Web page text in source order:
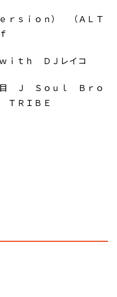
ｓｉｏｎ） （ＡＬＴ
ｉｔｈ ＤＪレイコ
目 Ｊ Ｓｏｕｌ Ｂｒｏ
ＲＩＢＥ